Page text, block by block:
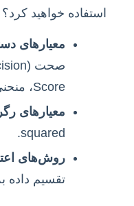
استفاده خواهید کرد؟
معیارهای
Score، منحنی ROC و AUC.
معیارهای
squared.
روش‌های
تقسیم